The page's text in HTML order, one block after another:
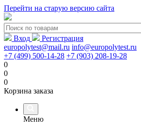
Перейти на старую версию сайта
Вход
Регистрация
europolytest@mail.ru info@europolytest.ru
+7 (499) 500-14-28 +7 (903) 208-19-28
0
0
0
Корзина заказа
Меню